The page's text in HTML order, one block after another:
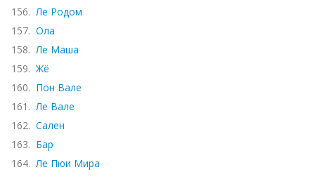
156. Ле Родом
157. Ола
158. Ле Маша
159. Жё
160. Пон Вале
161. Ле Вале
162. Сален
163. Бар
164. Ле Пюи Мира